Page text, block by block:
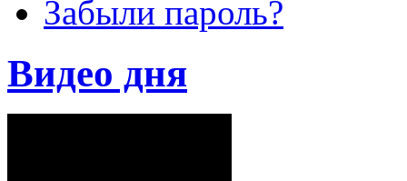
Забыли пароль?
Видео дня